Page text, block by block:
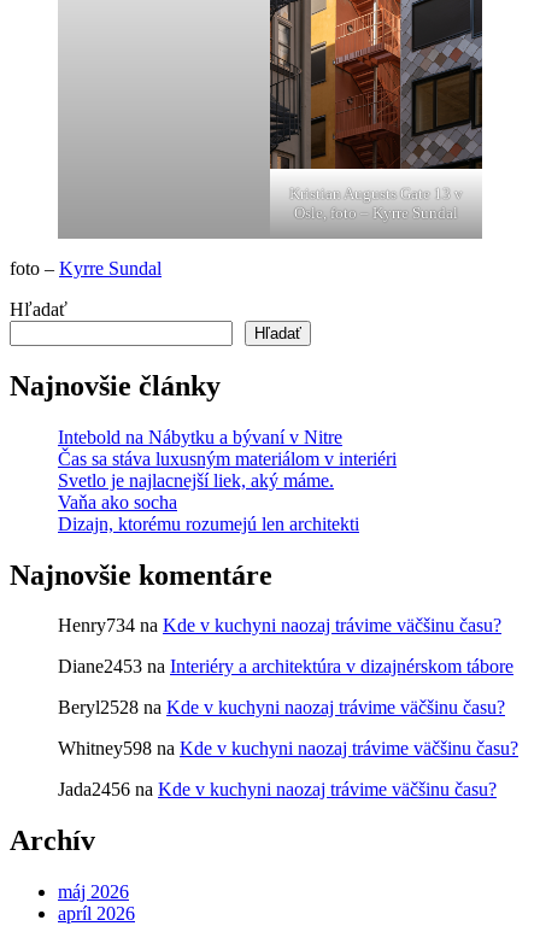
Kristian Augusts Gate 13 v
Osle, foto – Kyrre Sundal
foto – Kyrre Sundal
Hľadať
Hľadať
Najnovšie články
Intebold na Nábytku a bývaní v Nitre
Čas sa stáva luxusným materiálom v interiéri
Svetlo je najlacnejší liek, aký máme.
Vaňa ako socha
Dizajn, ktorému rozumejú len architekti
Najnovšie komentáre
Henry734 na Kde v kuchyni naozaj trávime väčšinu času?
Diane2453 na Interiéry a architektúra v dizajnérskom tábore
Beryl2528 na Kde v kuchyni naozaj trávime väčšinu času?
Whitney598 na Kde v kuchyni naozaj trávime väčšinu času?
Jada2456 na Kde v kuchyni naozaj trávime väčšinu času?
Archív
máj 2026
apríl 2026